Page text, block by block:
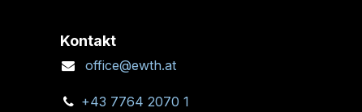
Kontakt
office@ewth.at
+43 7764 2070 1